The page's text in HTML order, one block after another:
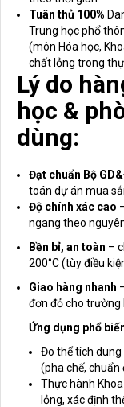
Tuân thủ 100%
Trung học phổ
(môn Hóa học,
chất lỏng trong
Lý do
học &
dùng:
Đạt chuẩn Bộ
toán dự án mua
Độ chính xác cao
ngang theo
Bền bỉ, an toàn –
200°C (tùy điều
Giao hàng nhanh
đơn đỏ cho trường
Ứng dụng phổ
Đo thể tích
(pha chế, chuẩn
Thực hành
lỏng, xác định